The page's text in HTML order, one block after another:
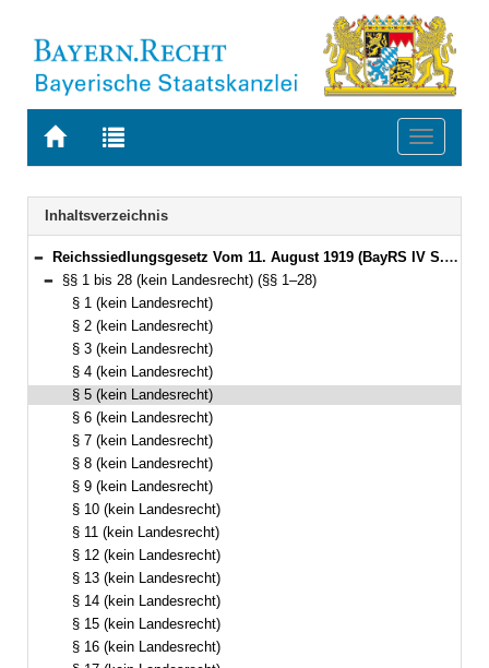
Zur
BAYERN.RECHT
Zur
letzten
Suche
Toggle
Navigation
Inhaltsverzeichnis
Bereich reduzieren
Reichssiedlungsgesetz Vom 11. August 1919 (BayRS IV S. 428) BayRS 2331-1-F (§§ 1–32)
Bereich reduzieren
§§ 1 bis 28 (kein Landesrecht) (§§ 1–28)
§ 1 (kein Landesrecht)
§ 2 (kein Landesrecht)
§ 3 (kein Landesrecht)
§ 4 (kein Landesrecht)
§ 5 (kein Landesrecht)
§ 6 (kein Landesrecht)
§ 7 (kein Landesrecht)
§ 8 (kein Landesrecht)
§ 9 (kein Landesrecht)
§ 10 (kein Landesrecht)
§ 11 (kein Landesrecht)
§ 12 (kein Landesrecht)
§ 13 (kein Landesrecht)
§ 14 (kein Landesrecht)
§ 15 (kein Landesrecht)
§ 16 (kein Landesrecht)